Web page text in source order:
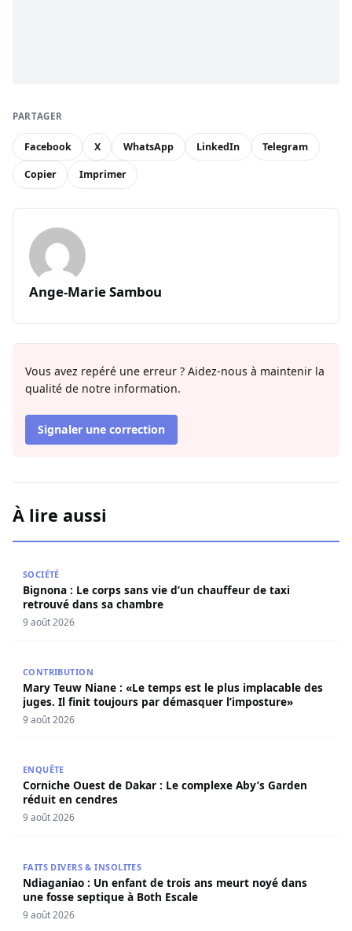
PARTAGER
Facebook X WhatsApp LinkedIn Telegram
Copier Imprimer
Ange-Marie Sambou
Vous avez repéré une erreur ? Aidez-nous à maintenir la
qualité de notre information.
Signaler une correction
À lire aussi
SOCIÉTÉ
Bignona : Le corps sans vie d’un chauffeur de taxi
retrouvé dans sa chambre
9 août 2026
CONTRIBUTION
Mary Teuw Niane : «Le temps est le plus implacable des
juges. Il finit toujours par démasquer l’imposture»
9 août 2026
ENQUÊTE
Corniche Ouest de Dakar : Le complexe Aby’s Garden
réduit en cendres
9 août 2026
FAITS DIVERS & INSOLITES
Ndiaganiao : Un enfant de trois ans meurt noyé dans
une fosse septique à Both Escale
9 août 2026